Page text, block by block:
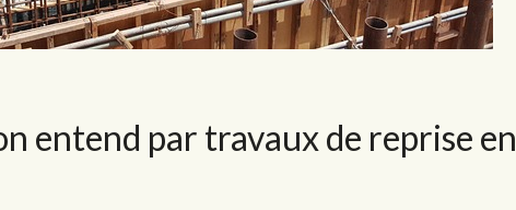
entend par travaux de reprise en